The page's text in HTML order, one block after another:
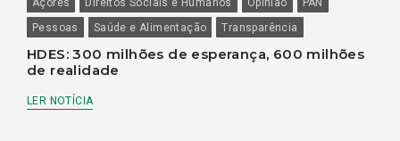
Açores Direitos Sociais e Humanos Opinião
PAN
Pessoas
Saúde e Alimentação Transparência
HDES: 300 milhões de esperança, 600 milhões
de realidade
LER NOTÍCIA